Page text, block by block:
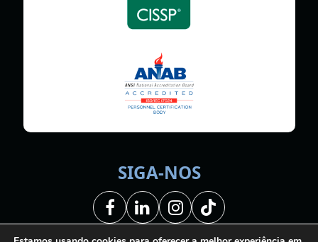
SIGA-NOS
Facebook
LinkedIn
Instagram
Tiktok